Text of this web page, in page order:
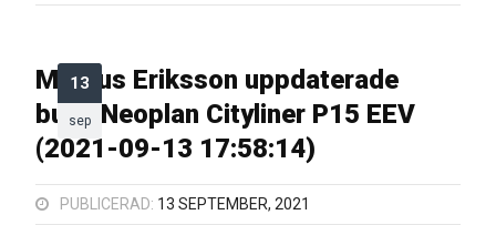
13
sep
Marcus Eriksson uppdaterade
buss Neoplan Cityliner P15 EEV
(2021-09-13 17:58:14)
PUBLICERAD: 13 SEPTEMBER, 2021